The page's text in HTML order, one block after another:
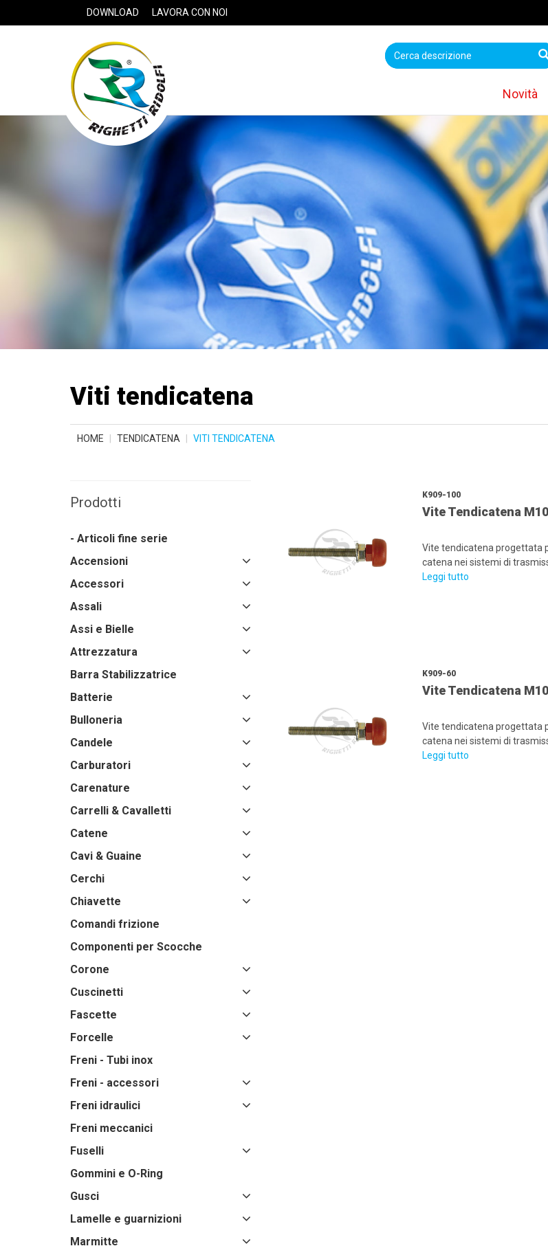
DOWNLOAD LAVORA CON NOI
Novità
Viti tendicatena
HOME TENDICATENA VITI TENDICATENA
Prodotti
- Articoli fine serie
Accensioni
Accessori
Assali
Assi e Bielle
Attrezzatura
Barra Stabilizzatrice
Batterie
Bulloneria
Candele
Carburatori
Carenature
Carrelli & Cavalletti
Catene
Cavi & Guaine
Cerchi
Chiavette
Comandi frizione
Componenti per Scocche
Corone
Cuscinetti
Fascette
Forcelle
Freni - Tubi inox
Freni - accessori
Freni idraulici
Freni meccanici
Fuselli
Gommini e O-Ring
Gusci
Lamelle e guarnizioni
Marmitte
K909-100
Vite Tendicatena
Vite tendicatena progettata
catena nei sistemi di
Leggi tutto
K909-60
Vite Tendicatena
Vite tendicatena progettata
catena nei sistemi di
Leggi tutto